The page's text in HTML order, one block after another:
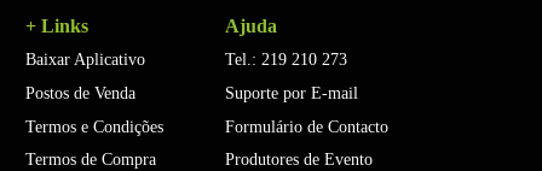
+ Links
Baixar Aplicativo
Postos de Venda
Termos e Condições
Termos de Compra
Ajuda
Tel.: 219 210 273
Suporte por E-mail
Formulário de Contacto
Produtores de Evento